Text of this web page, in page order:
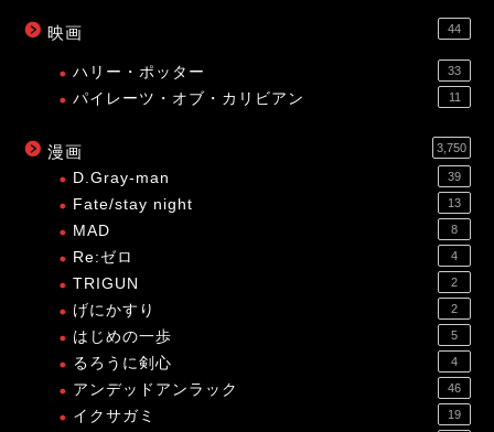
映画 44
ハリー・ポッター 33
パイレーツ・オブ・カリビアン 11
漫画 3,750
D.Gray-man 39
Fate/stay night 13
MAD 8
Re:ゼロ 4
TRIGUN 2
げにかすり 2
はじめの一歩 5
るろうに剣心 4
アンデッドアンラック 46
イクサガミ 19